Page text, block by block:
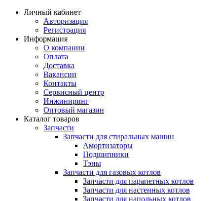
Личный кабинет
Авторизация
Регистрация
Информация
О компании
Оплата
Доставка
Вакансии
Контакты
Сервисный центр
Инжиниринг
Оптовый магазин
Каталог товаров
Запчасти
Запчасти для стиральных машин
Амортизаторы
Подшипники
Тэны
Запчасти для газовых котлов
Запчасти для парапетных котлов
Запчасти для настенных котлов
Запчасти для напольных котлов